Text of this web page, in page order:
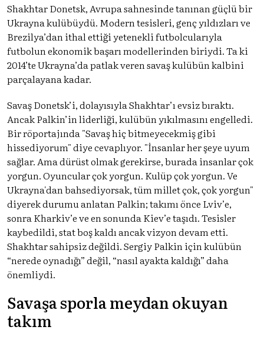
Shakhtar Donetsk, Avrupa sahnesinde tanınan güçlü bir
Ukrayna kulübüydü. Modern tesisleri, genç yıldızları ve
Brezilya’dan ithal ettiği yetenekli futbolcularıyla
futbolun ekonomik başarı modellerinden biriydi. Ta ki
2014’te Ukrayna’da patlak veren savaş kulübün kalbini
parçalayana kadar.
Savaş Donetsk’i, dolayısıyla Shakhtar’ı evsiz bıraktı.
Ancak Palkin’in liderliği, kulübün yıkılmasını engelledi.
Bir röportajında "Savaş hiç bitmeyecekmiş gibi
hissediyorum" diye cevaplıyor. "İnsanlar her şeye uyum
sağlar. Ama dürüst olmak gerekirse, burada insanlar çok
yorgun. Oyuncular çok yorgun. Kulüp çok yorgun. Ve
Ukrayna'dan bahsediyorsak, tüm millet çok, çok yorgun"
diyerek durumu anlatan Palkin; takımı önce Lviv’e,
sonra Kharkiv’e ve en sonunda Kiev’e taşıdı. Tesisler
kaybedildi, stat boş kaldı ancak vizyon devam etti.
Shakhtar sahipsiz değildi. Sergiy Palkin için kulübün
“nerede oynadığı” değil, “nasıl ayakta kaldığı” daha
önemliydi.
Savaşa sporla meydan okuyan
takım